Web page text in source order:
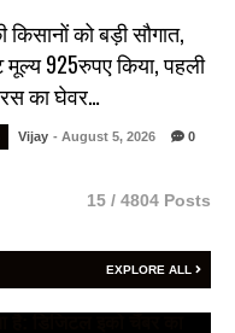
को बड़ी सौगात,
925रुपए किया, पहली
का घेवर…
Vijay - August 5, 2026 0
15 / 4804 Posts
EXPLORE ALL